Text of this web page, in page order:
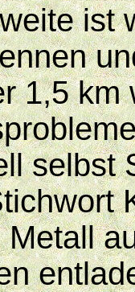
ist
1,5 km
selbst